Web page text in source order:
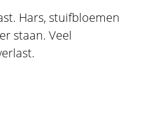
Hars, stuifbloemen
staan. Veel